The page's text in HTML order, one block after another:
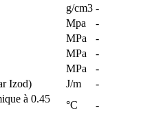
g/cm3 -
Mpa
-
MPa
-
MPa
-
MPa
-
Izod)
J/m
-
à 0.45
°C
-